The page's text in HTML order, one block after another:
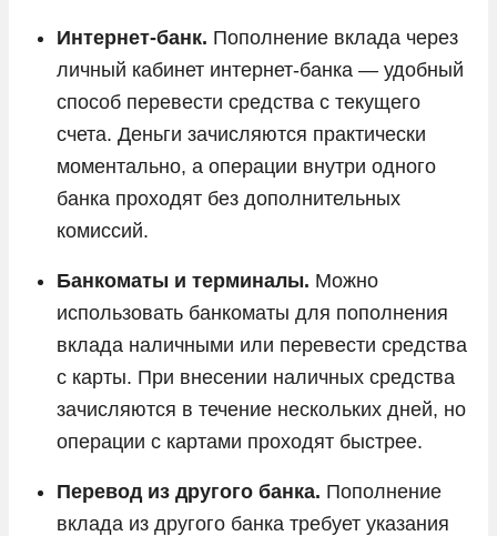
Интернет-банк. Пополнение вклада через
личный кабинет интернет-банка — удобный
способ перевести средства с текущего
счета. Деньги зачисляются практически
моментально, а операции внутри одного
банка проходят без дополнительных
комиссий.
Банкоматы и терминалы. Можно
использовать банкоматы для пополнения
вклада наличными или перевести средства
с карты. При внесении наличных средства
зачисляются в течение нескольких дней, но
операции с картами проходят быстрее.
Перевод из другого банка. Пополнение
вклада из другого банка требует указания